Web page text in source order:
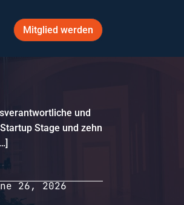
Mitglied werden
und
Stage und zehn
26, 2026